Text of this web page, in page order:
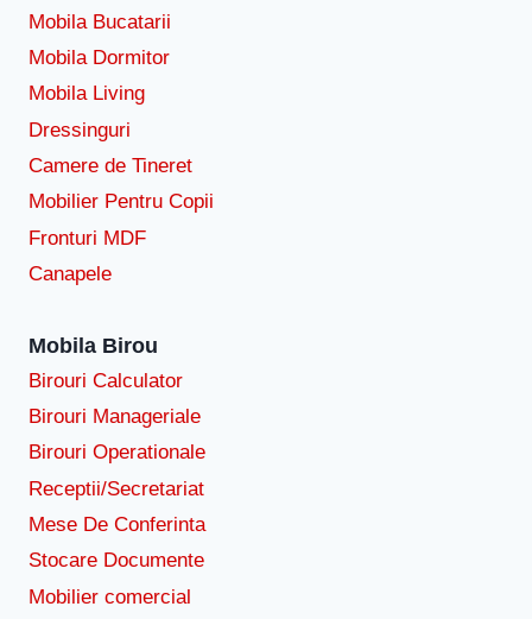
Mobila Bucatarii
Mobila Dormitor
Mobila Living
Dressinguri
Camere de Tineret
Mobilier Pentru Copii
Fronturi MDF
Canapele
Mobila Birou
Birouri Calculator
Birouri Manageriale
Birouri Operationale
Receptii/Secretariat
Mese De Conferinta
Stocare Documente
Mobilier comercial